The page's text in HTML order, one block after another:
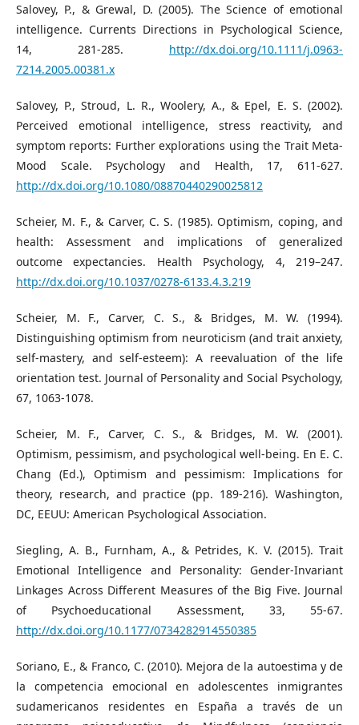
Salovey, P., & Grewal, D. (2005). The Science of emotional
intelligence. Currents Directions in Psychological Science,
14, 281-285. http://dx.doi.org/10.1111/j.0963-
7214.2005.00381.x
Salovey, P., Stroud, L. R., Woolery, A., & Epel, E. S. (2002).
Perceived emotional intelligence, stress reactivity, and
symptom reports: Further explorations using the Trait Meta-
Mood Scale. Psychology and Health, 17, 611-627.
http://dx.doi.org/10.1080/08870440290025812
Scheier, M. F., & Carver, C. S. (1985). Optimism, coping, and
health: Assessment and implications of generalized
outcome expectancies. Health Psychology, 4, 219–247.
http://dx.doi.org/10.1037/0278-6133.4.3.219
Scheier, M. F., Carver, C. S., & Bridges, M. W. (1994).
Distinguishing optimism from neuroticism (and trait anxiety,
self-mastery, and self-esteem): A reevaluation of the life
orientation test. Journal of Personality and Social Psychology,
67, 1063-1078.
Scheier, M. F., Carver, C. S., & Bridges, M. W. (2001).
Optimism, pessimism, and psychological well-being. En E. C.
Chang (Ed.), Optimism and pessimism: Implications for
theory, research, and practice (pp. 189-216). Washington,
DC, EEUU: American Psychological Association.
Siegling, A. B., Furnham, A., & Petrides, K. V. (2015). Trait
Emotional Intelligence and Personality: Gender-Invariant
Linkages Across Different Measures of the Big Five. Journal
of Psychoeducational Assessment, 33, 55-67.
http://dx.doi.org/10.1177/0734282914550385
Soriano, E., & Franco, C. (2010). Mejora de la autoestima y de
la competencia emocional en adolescentes inmigrantes
sudamericanos residentes en España a través de un